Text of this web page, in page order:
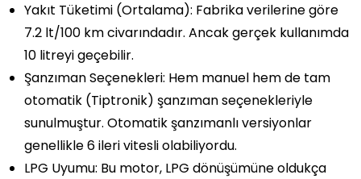
Yakıt Tüketimi (Ortalama): Fabrika verilerine göre
7.2 lt/100 km civarındadır. Ancak gerçek kullanımda
10 litreyi geçebilir.
Şanzıman Seçenekleri: Hem manuel hem de tam
otomatik (Tiptronik) şanzıman seçenekleriyle
sunulmuştur. Otomatik şanzımanlı versiyonlar
genellikle 6 ileri vitesli olabiliyordu.
LPG Uyumu: Bu motor, LPG dönüşümüne oldukça